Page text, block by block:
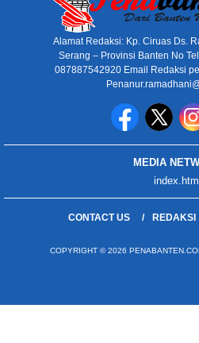
Alamat Redaksi: Kp. Ciruas Ds.
Serang – Provinsi Banten No
087887542920 Email Redaksi
MEDIA
index.html
CONTACT US REDAKSI
COPYRIGHT © 2026